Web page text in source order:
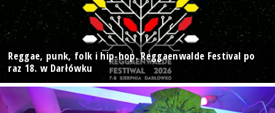
Reggae, punk, folk i hip-hop. Reggaenwalde Festival po
raz 18. w Darłówku